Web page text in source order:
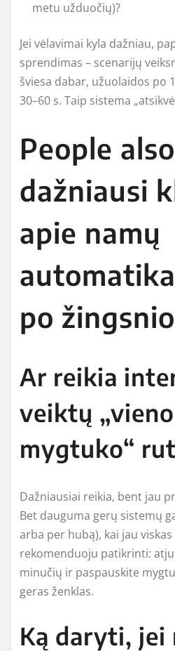
metu užduočių)?
Jei vėlavimai kyla dažniau,
sprendimas – scenarijų
šviesa dabar, užuolaidos po
30–60 s. Taip sistema
People
dažniausi
apie namų
po žingsnio
Ar reikia
veiktų „vieno
mygtuko“
Dažniausiai reikia, bent jau
Bet dauguma gerų sistemų
arba per hubą), kai jau
rekomenduoju patikrinti:
minučių ir paspauskite
geras ženklas.
Ką daryti, jei